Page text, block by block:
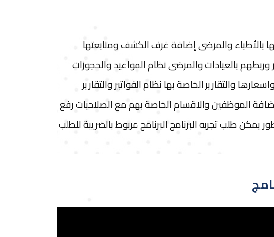
بالأطباء والمرضى إضافة غرف الكشف ومتابعتها
بالعيادات والمرضى نظام المواعيد والحجوزات
والتقارير الخاصة بها نظام الفواتير والتقارير
الموظفين والاقسام الخاصة بهم مع الصلاحيات رفع
يمكن طلب تجربه البرنامج البرنامج مربوط بالضريبة للطلب